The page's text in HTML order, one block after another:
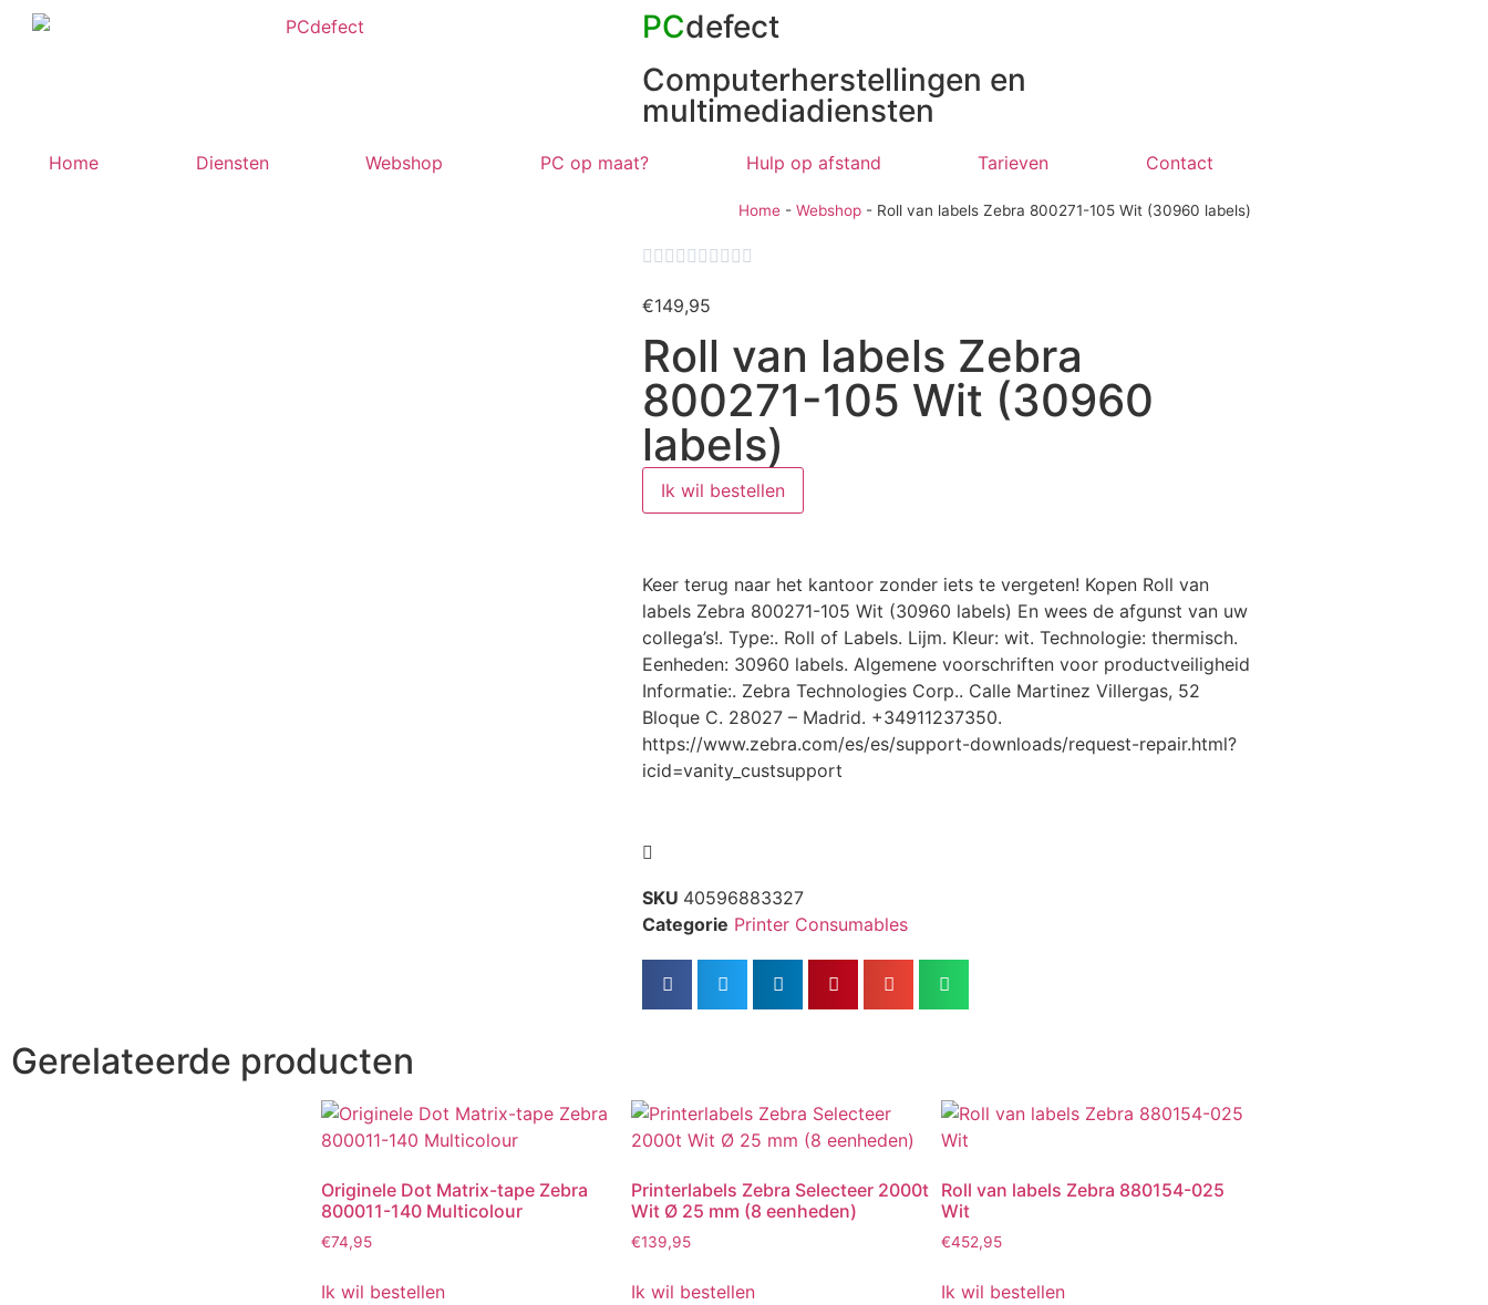
PCdefect
Computerherstellingen en
multimediadiensten
Home Diensten Webshop PC op maat? Hulp op afstand Tarieven Contact
Home - Webshop - Roll van labels Zebra 800271-105 Wit (30960 labels)
         
€149,95
Roll van labels Zebra
800271-105 Wit (30960
labels)
Ik wil bestellen
Keer terug naar het kantoor zonder iets te vergeten! Kopen Roll van
labels Zebra 800271-105 Wit (30960 labels) En wees de afgunst van uw
collega’s!. Type:. Roll of Labels. Lijm. Kleur: wit. Technologie: thermisch.
Eenheden: 30960 labels. Algemene voorschriften voor productveiligheid
Informatie:. Zebra Technologies Corp.. Calle Martinez Villergas, 52
Bloque C. 28027 – Madrid. +34911237350.
https://www.zebra.com/es/es/support-downloads/request-repair.html?
icid=vanity_custsupport
SKU 40596883327
Categorie Printer Consumables
Gerelateerde producten
Originele Dot Matrix-tape Zebra
800011-140 Multicolour
€74,95
Ik wil bestellen
Printerlabels Zebra Selecteer 2000t
Wit Ø 25 mm (8 eenheden)
€139,95
Ik wil bestellen
Roll van labels Zebra 880154-025
Wit
€452,95
Ik wil bestellen